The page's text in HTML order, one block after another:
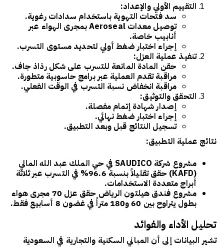
التقييم الأولي والإعداد:
سد فتحات التهوية باستخدام سدادات رغوية.
توصيل معدات Aeroseal بمجرى الهواء عبر
أنابيب خاصة.
إجراء اختبار ضغط أولي لتحديد مستوى التسرب.
تنفيذ عملية العزل:
حقن المادة المانعة للتسرب على شكل رذاذ جاف.
مراقبة تقدم العملية عبر برامج حاسوبية متطورة.
مراقبة انخفاض نسبة التسرب في الوقت الفعلي.
التحقق والتوثيق:
إصدار شهادة إتمام مفصلة.
إجراء اختبار ضغط نهائي.
تسجيل النتائج قبل وبعد التطبيق.
نتائج عملية التطبيق:
مشروع شركة SAUDICO في حي الملك عبد الله المالي
(KAFD) حقق تقليلاً بنسبة 96.6% في التسرب عبر ثلاثة
أبراج متعددة الاستخدامات.
مشروع فندق هيلتون الرياض حقق عزل 70 مجرى هواء
بطول يتراوح بين 60 و180 متراً في غضون 8 أسابيع فقط.
تحليل الأداء والفوائد
تشير البيانات إلى أن المباني السكنية والتجارية في السعودية